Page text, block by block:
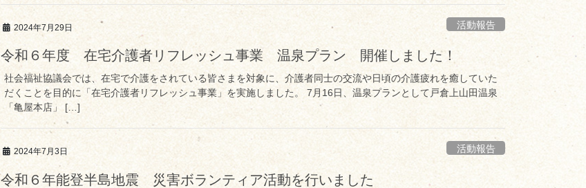
2024年7月29日 活動報告
令和６年度 在宅介護者リフレッシュ事業 温泉プラン 開催しました！
社会福祉協議会では、在宅で介護をされている皆さまを対象に、介護者同士の交流や日頃の介護疲れを癒していた
だくことを目的に「在宅介護者リフレッシュ事業」を実施しました。 7月16日、温泉プランとして戸倉上山田温泉
「亀屋本店」 […]
2024年7月3日 活動報告
令和６年能登半島地震 災害ボランティア活動を行いました